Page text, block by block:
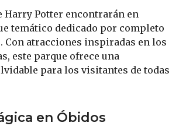
Harry Potter encontrarán en
temático dedicado por completo
Con atracciones inspiradas en los
este parque ofrece una
para los visitantes de todas
en Óbidos